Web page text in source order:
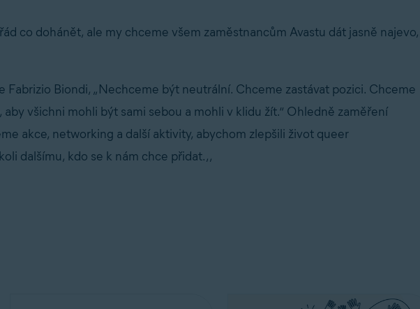
co dohánět, ale my chceme všem zaměstnancům Avastu dát jasně najevo,
Fabrizio Biondi, „Nechceme být neutrální. Chceme zastávat pozici. Chceme
všichni mohli být sami sebou a mohli v klidu žít.“ Ohledně zaměření
akce, networking a další aktivity, abychom zlepšili život queer
dalšímu, kdo se k nám chce přidat.,,